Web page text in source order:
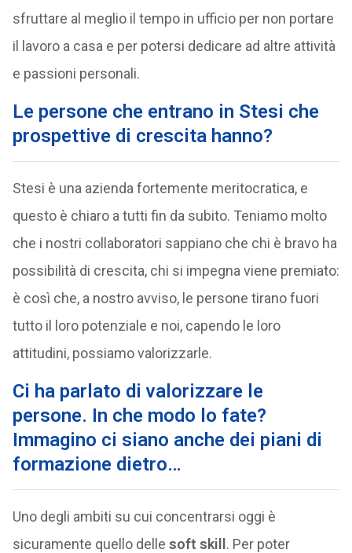
sfruttare al meglio il tempo in ufficio per non portare
il lavoro a casa e per potersi dedicare ad altre attività
e passioni personali.
Le persone che entrano in Stesi che
prospettive di crescita hanno?
Stesi è una azienda fortemente meritocratica, e
questo è chiaro a tutti fin da subito. Teniamo molto
che i nostri collaboratori sappiano che chi è bravo ha
possibilità di crescita, chi si impegna viene premiato:
è così che, a nostro avviso, le persone tirano fuori
tutto il loro potenziale e noi, capendo le loro
attitudini, possiamo valorizzarle.
Ci ha parlato di valorizzare le
persone. In che modo lo fate?
Immagino ci siano anche dei piani di
formazione dietro…
Uno degli ambiti su cui concentrarsi oggi è
sicuramente quello delle soft skill . Per poter